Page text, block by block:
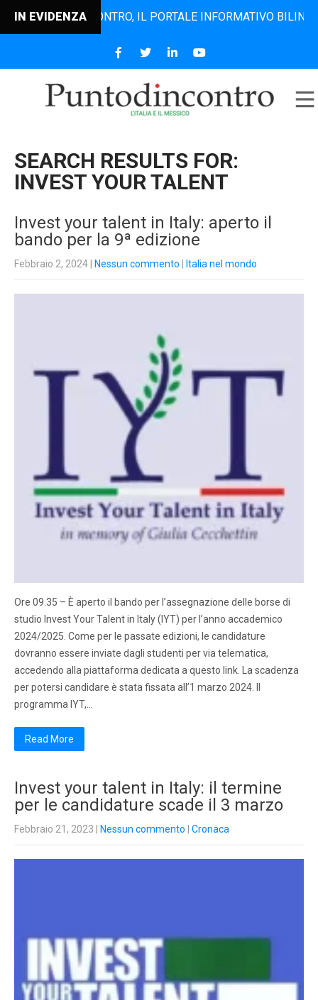
IN EVIDENZA
PUNTODINCONTRO, IL PORTALE INFORMATIVO
SEARCH RESULTS FOR:
INVEST YOUR TALENT
Invest your talent in Italy: aperto il
bando per la 9ª edizione
Febbraio 2, 2024 Nessun commento Italia nel mondo
Ore 09.35 – È aperto il bando per l’assegnazione delle borse di
studio Invest Your Talent in Italy (IYT) per l’anno accademico
2024/2025. Come per le passate edizioni, le candidature
dovranno essere inviate dagli studenti per via telematica,
accedendo alla piattaforma dedicata a questo link. La scadenza
per potersi candidare è stata fissata all’1 marzo 2024. Il
programma IYT,…
Read More
Invest your talent in Italy: il termine
per le candidature scade il 3 marzo
Febbraio 21, 2023 Nessun commento Cronaca